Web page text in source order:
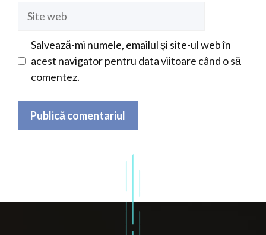
Salvează-mi numele, emailul și site-ul web în
acest navigator pentru data viitoare când o să
comentez.